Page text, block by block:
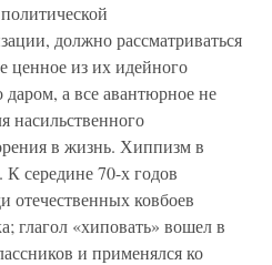
должно рассматриваться
ценное из их идейного
даром, а все авантюрное не
насильственного
в жизнь. Хиппизм в
середине 70-х годов
отечественных ковбоев
глагол «хиповать» вошел в
и применялся ко